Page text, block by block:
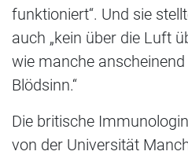
funktioniert“. Und sie
auch „kein über die Luft
wie manche
Blödsinn.“
Die britische
von der Universität